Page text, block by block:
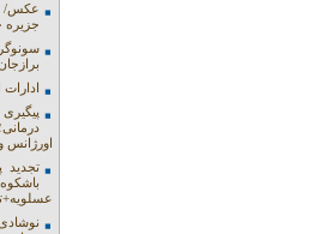
عکس/
جزیره
اورژانس
تجدید